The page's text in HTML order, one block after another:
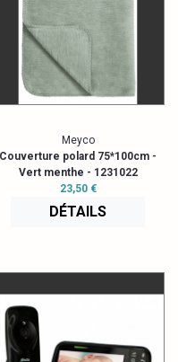
Meyco
Couverture polard 75*100cm -
Vert menthe - 1231022
23,50 €
DÉTAILS